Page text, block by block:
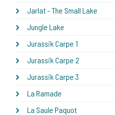
Jarlat - The Small Lake
Jungle Lake
Jurassik Carpe 1
Jurassik Carpe 2
Jurassik Carpe 3
La Ramade
La Saule Paquot